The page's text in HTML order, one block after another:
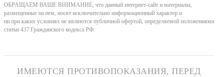
ОБРАЩАЕМ ВАШЕ ВНИМАНИЕ, что данный интернет-сайт и материалы,
размещенные на нем, носят исключительно информационный характер и
ни при каких условиях не являются публичной офертой, определяемой положениями
статьи 437 Гражданского кодекса РФ.
ИМЕЮТСЯ ПРОТИВОПОКАЗАНИЯ, ПЕРЕД